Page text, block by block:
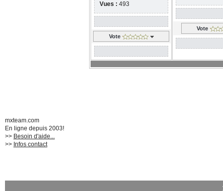
Vues :493
Vote
Vote
mxteam.com
En ligne depuis 2003!
>> Besoin d'aide...
>> Infos contact